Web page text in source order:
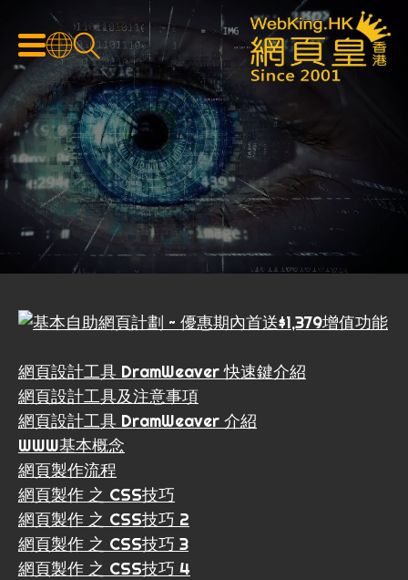
網頁設計工具 DramWeaver 快速鍵介紹
網頁設計工具及注意事項
網頁設計工具 DramWeaver 介紹
WWW基本概念
網頁製作流程
網頁製作 之 CSS技巧
網頁製作 之 CSS技巧 2
網頁製作 之 CSS技巧 3
網頁製作 之 CSS技巧 4